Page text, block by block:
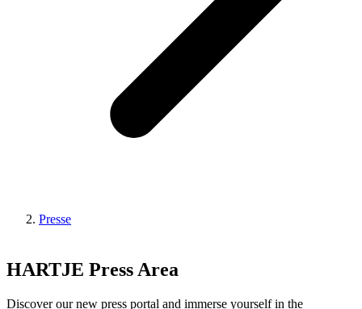
Presse
HARTJE Press Area
Discover our new press portal and immerse yourself in the